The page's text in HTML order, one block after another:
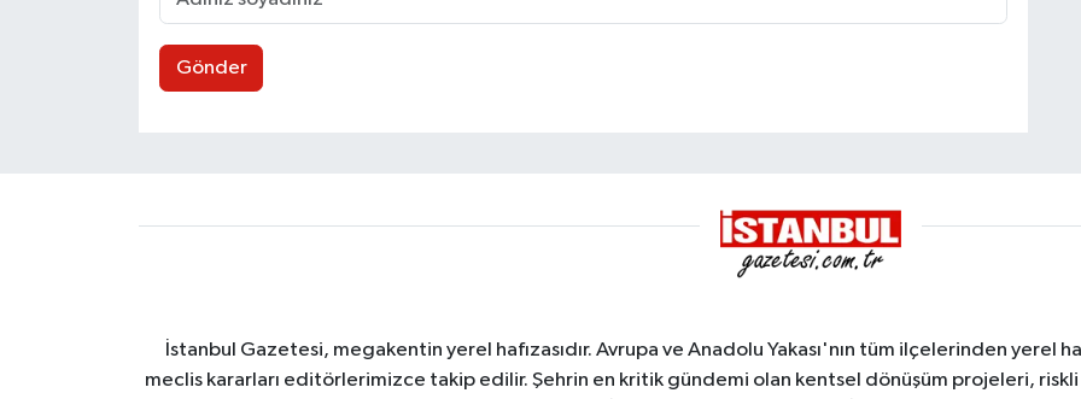
Gönder
İstanbul Gazetesi, megakentin yerel hafızasıdır. Avrupa ve Anadolu Yakası'nın tüm ilçelerinden yerel
meclis kararları editörlerimizce takip edilir. Şehrin en kritik gündemi olan kentsel dönüşüm projeleri, riskli